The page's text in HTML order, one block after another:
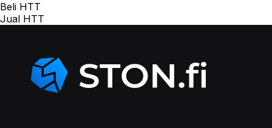
Beli HTT
Jual HTT